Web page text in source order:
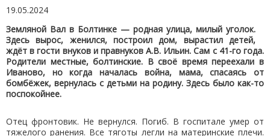
19.05.2024
Земляной Вал в Болтинке — родная улица, милый уголок.
Здесь вырос, женился, построил дом, вырастил детей,
ждёт в гости внуков и правнуков А.В. Ильин. Сам с 41-го года.
Родители местные, болтинские. В своё время переехали в
Иваново, но когда началась война, мама, спасаясь от
бомбёжек, вернулась с детьми на родину. Здесь было как-то
поспокойнее.
Отец фронтовик. Не вернулся. Погиб. В госпитале умер от
тяжелого ранения. Все тяготы легли на материнские плечи.